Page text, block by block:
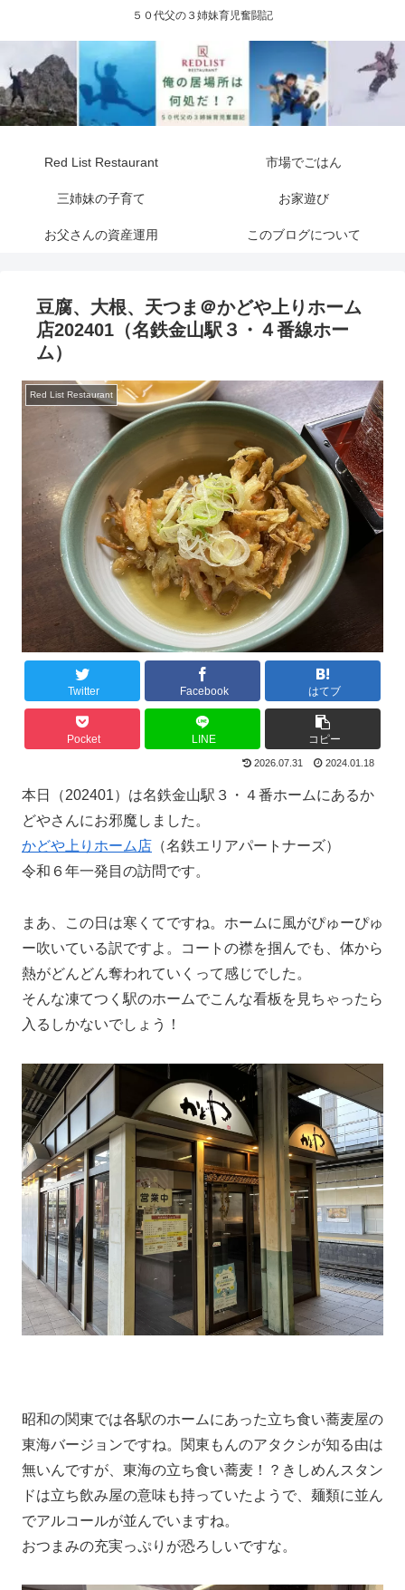
５０代父の３姉妹育児奮闘記
Red List Restaurant 市場でごはん
三姉妹の子育て お家遊び
お父さんの資産運用 このブログについて
豆腐、大根、天つま＠かどや上りホーム
店202401（名鉄金山駅３・４番線ホー
ム）
Red List Restaurant
Twitter Facebook はてブ
Pocket LINE コピー
2026.07.31 2024.01.18
本日（202401）は名鉄金山駅３・４番ホームにあるか
どやさんにお邪魔しました。
かどや上りホーム店 （名鉄エリアパートナーズ）
令和６年一発目の訪問です。
まあ、この日は寒くてですね。ホームに風がぴゅーぴゅ
ー吹いている訳ですよ。コートの襟を掴んでも、体から
熱がどんどん奪われていくって感じでした。
そんな凍てつく駅のホームでこんな看板を見ちゃったら
入るしかないでしょう！
昭和の関東では各駅のホームにあった立ち食い蕎麦屋の
東海バージョンですね。関東もんのアタクシが知る由は
無いんですが、東海の立ち食い蕎麦！？きしめんスタン
ドは立ち飲み屋の意味も持っていたようで、麺類に並ん
でアルコールが並んでいますね。
おつまみの充実っぷりが恐ろしいですな。